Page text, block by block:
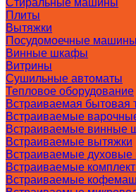
Стиральные машины
Плиты
Вытяжки
Посудомоечные машины
Винные шкафы
Витрины
Сушильные автоматы
Тепловое оборудование
Встраиваемая бытовая
Встраиваемые
Встраиваемые винные
Встраиваемые вытяжки
Встраиваемые
Встраиваемые
Встраиваемые